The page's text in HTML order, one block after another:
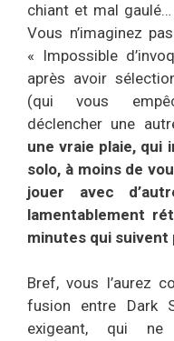
chiant et mal
Vous n’imaginez
« Impossible
après avoir
(qui vous
déclencher une
une vraie plaie, qui
solo, à moins de
jouer avec
lamentablement
minutes qui suivent
Bref, vous l’aurez
fusion entre Dark
exigeant, qui